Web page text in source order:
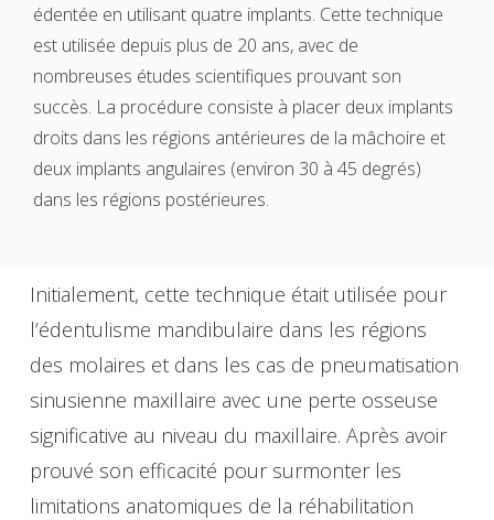
édentée en utilisant quatre implants. Cette technique
est utilisée depuis plus de 20 ans, avec de
nombreuses études scientifiques prouvant son
succès. La procédure consiste à placer deux implants
droits dans les régions antérieures de la mâchoire et
deux implants angulaires (environ 30 à 45 degrés)
dans les régions postérieures.
Initialement, cette technique était utilisée pour
l’édentulisme mandibulaire dans les régions
des molaires et dans les cas de pneumatisation
sinusienne maxillaire avec une perte osseuse
significative au niveau du maxillaire. Après avoir
prouvé son efficacité pour surmonter les
limitations anatomiques de la réhabilitation